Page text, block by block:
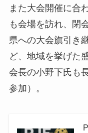
また大会開催に合
も会場を訪れ、閉
県への大会旗引き
ど、地域を挙げた
会長の小野下氏も
参加）。